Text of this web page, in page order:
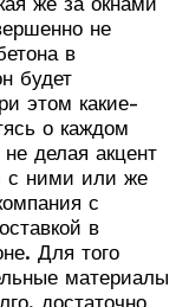
не
в
будет
этом какие-
о каждом
делая акцент
с ними или же
с
в
Для того
материалы
достаточно